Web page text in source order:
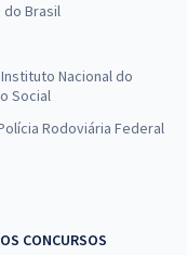
do Brasil
Instituto Nacional do
Social
Rodoviária Federal
CONCURSOS